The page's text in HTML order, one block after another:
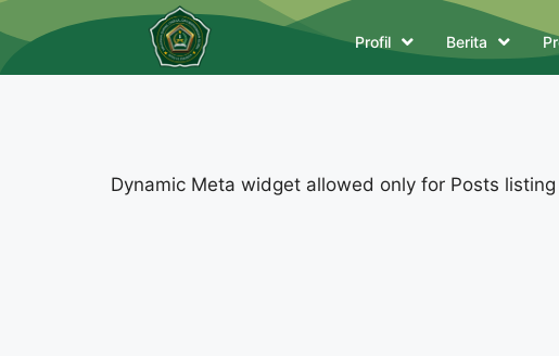
Profil Berita
Dynamic Meta widget allowed only for Posts